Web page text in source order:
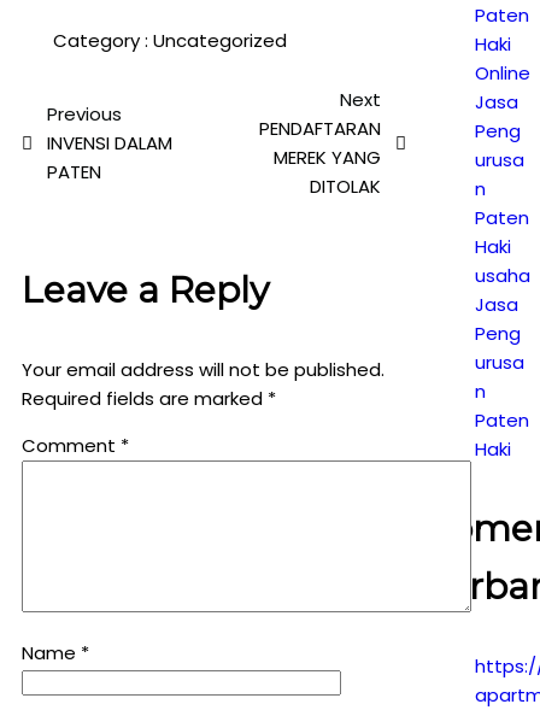
Category : Uncategorized
Previous
INVENSI DALAM
PATEN
Next
PENDAFTARAN
MEREK YANG
DITOLAK
Leave a Reply
Your email address will not be published.
Required fields are marked *
Comment *
Name *
Paten
Haki
Online
Jasa
Peng
urusa
n
Paten
Haki
usaha
Jasa
Peng
urusa
n
Paten
Haki